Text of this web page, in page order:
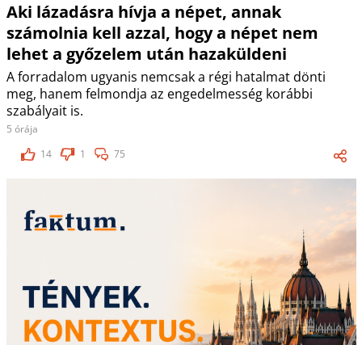
Aki lázadásra hívja a népet, annak
számolnia kell azzal, hogy a népet nem
lehet a győzelem után hazaküldeni
A forradalom ugyanis nemcsak a régi hatalmat dönti
meg, hanem felmondja az engedelmesség korábbi
szabályait is.
5 órája
14
1 75